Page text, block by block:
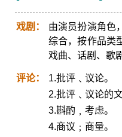
戏剧：
由演员扮演角色
综合，按作品类
戏曲、话剧、歌
评论：
1.批评﹑议论。
2.批评﹑议论的文
3.斟酌﹐考虑。
4.商议﹔商量。